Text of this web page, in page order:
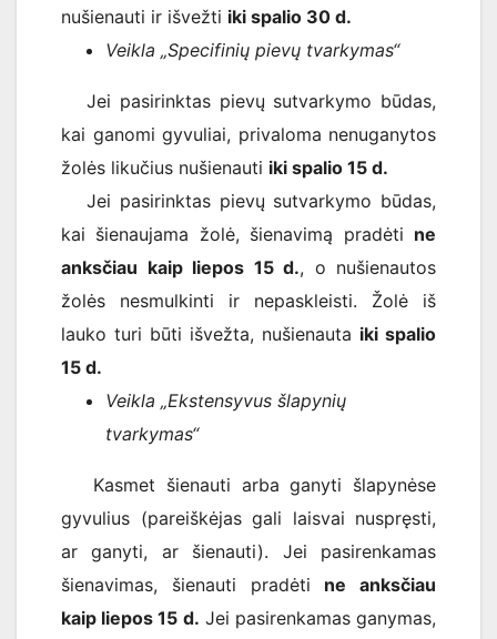
nušienauti ir išvežti iki spalio 30 d.
Veikla „Specifinių pievų tvarkymas“
Jei pasirinktas pievų sutvarkymo būdas,
kai ganomi gyvuliai, privaloma nenuganytos
žolės likučius nušienauti iki spalio 15 d.
Jei pasirinktas pievų sutvarkymo būdas,
kai šienaujama žolė, šienavimą pradėti ne
anksčiau kaip liepos 15 d., o nušienautos
žolės nesmulkinti ir nepaskleisti. Žolė iš
lauko turi būti išvežta, nušienauta iki spalio
15 d.
Veikla „Ekstensyvus šlapynių
tvarkymas“
Kasmet šienauti arba ganyti šlapynėse
gyvulius (pareiškėjas gali laisvai nuspręsti,
ar ganyti, ar šienauti). Jei pasirenkamas
šienavimas, šienauti pradėti ne anksčiau
kaip liepos 15 d. Jei pasirenkamas ganymas,